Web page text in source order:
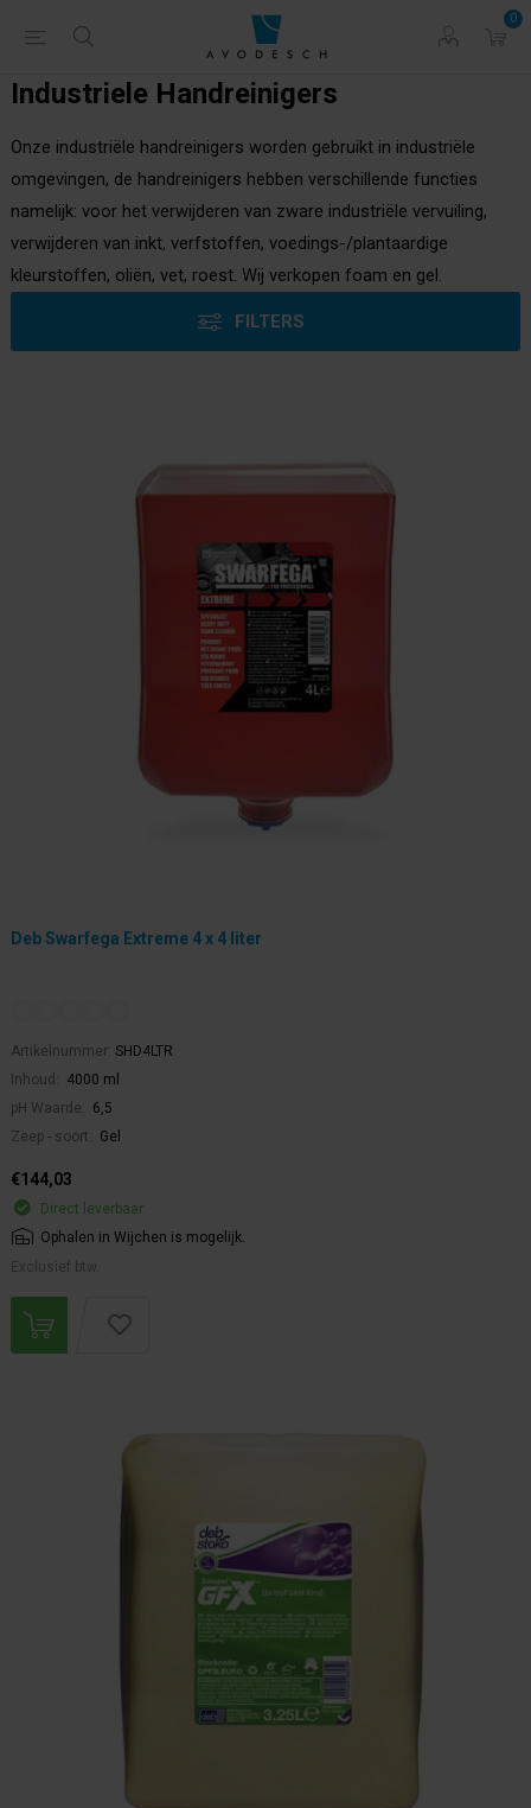
0
Industriele Handreinigers
Onze industriële handreinigers worden gebruikt in industriële
omgevingen, de handreinigers hebben verschillende functies
namelijk: voor het verwijderen van zware industriële vervuiling,
verwijderen van inkt, verfstoffen, voedings-/plantaardige
kleurstoffen, oliën, vet, roest. Wij verkopen foam en gel.
FILTERS
Deb Swarfega Extreme 4 x 4 liter
Artikelnummer: SHD4LTR
Inhoud:
4000 ml
pH Waarde:
6,5
Zeep - soort:
Gel
€144,03
Direct leverbaar
Ophalen in Wijchen is mogelijk.
Exclusief btw.